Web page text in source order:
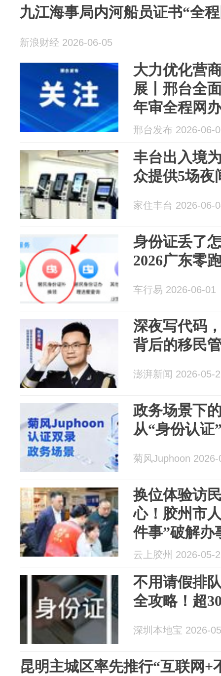
九江海事局内河船员证书“全
新浪财经 2026-06-05
大力优化营
展丨邢台全
年审全程网
邢台发布 2026-06-
丰台出入境
众提供5场夜
家住丰台 2026-06-
身份证丢了
2026广东零
车行易 2026-06-01
深夜写代码
背后的移民
澎湃新闻 2026-05-
政务场景下
从“身份认证
菊风Juphoon 2026-
换位体验访
心！胶州市
件事”破解办
云上胶州 2026-05-
不用请假排
全攻略！超
深圳本地宝 2026-
昆明主城区率先推行“互联网+